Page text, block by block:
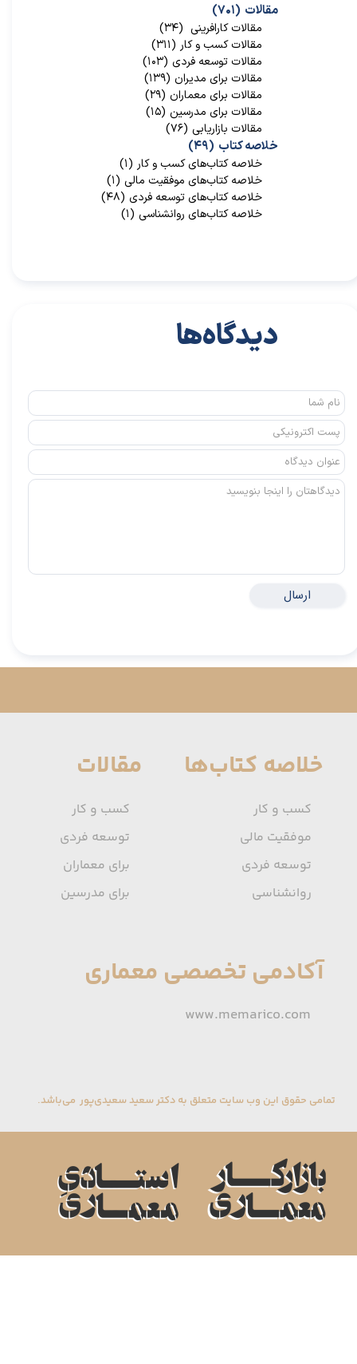
مقالات (۷۰۱)
مقالات کارافرینی (۳۴)
مقالات کسب و کار (۳۱۱)
مقالات توسعه فردی (۱۰۳)
مقالات برای مدیران (۱۳۹)
مقالات برای معماران (۲۹)
مقالات برای مدرسین (۱۵)
مقالات بازاریابی (۷۶)
خلاصه کتاب (۴۹)
خلاصه کتاب‌‌های کسب و کار (۱)
خلاصه کتاب‌‌های موفقیت مالی (۱)
خلاصه کتاب‌های توسعه فردی (۴۸)
خلاصه کتاب‌های روانشناسی (۱)
ارسال
دیدگاه‌ها
خلاصه کتاب‌ها
کسب و کار
موفقیت مالی
توسعه فردی
روانشناسی
مقالات
آکادمی تخصصی معماری
www.memarico.com
تمامی حقوق این وب سایت متعلق به دکتر سعید سعیدی‌پور می‌باشد.
کسب و کار
توسعه فردی
برای معماران
برای مدرسین